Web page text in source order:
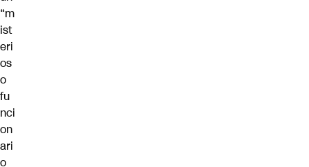
“m
ist
eri
os
o
fu
nci
on
ari
o